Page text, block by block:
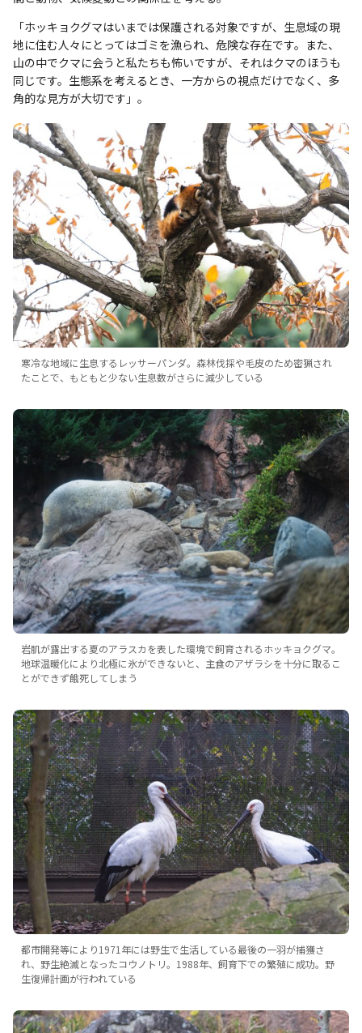
「ホッキョクグマはいまでは保護される対象ですが、生息域の現
地に住む人々にとってはゴミを漁られ、危険な存在です。また、
山の中でクマに会うと私たちも怖いですが、それはクマのほうも
同じです。生態系を考えるとき、一方からの視点だけでなく、多
角的な見方が大切です」。
寒冷な地域に生息するレッサーパンダ。森林伐採や毛皮のため密猟され
たことで、もともと少ない生息数がさらに減少している
岩肌が露出する夏のアラスカを表した環境で飼育されるホッキョクグマ。
地球温暖化により北極に氷ができないと、主食のアザラシを十分に取るこ
とができず餓死してしまう
都市開発等により1971年には野生で生活している最後の一羽が捕獲さ
れ、野生絶滅となったコウノトリ。1988年、飼育下での繁殖に成功。野
生復帰計画が行われている